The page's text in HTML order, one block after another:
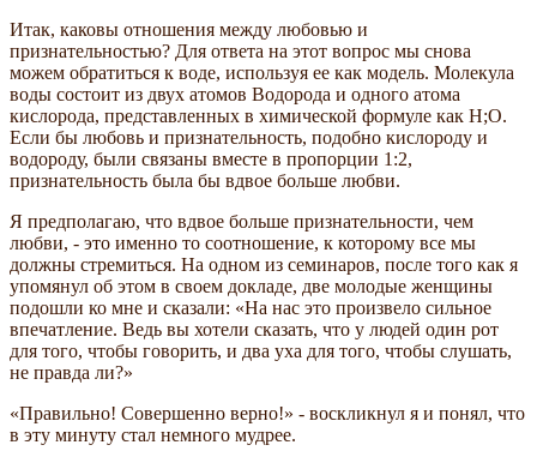
Итак, каковы отношения между любовью и
признательностью? Для ответа на этот вопрос мы снова
можем обратиться к воде, используя ее как модель. Молекула
воды состоит из двух атомов Водорода и одного атома
кислорода, представленных в химической формуле как Н;О.
Если бы любовь и признательность, подобно кислороду и
водороду, были связаны вместе в пропорции 1:2,
признательность была бы вдвое больше любви.
Я предполагаю, что вдвое больше признательности, чем
любви, - это именно то соотношение, к которому все мы
должны стремиться. На одном из семинаров, после того как я
упомянул об этом в своем докладе, две молодые женщины
подошли ко мне и сказали: «На нас это произвело сильное
впечатление. Ведь вы хотели сказать, что у людей один рот
для того, чтобы говорить, и два уха для того, чтобы слушать,
не правда ли?»
«Правильно! Совершенно верно!» - воскликнул я и понял, что
в эту минуту стал немного мудрее.